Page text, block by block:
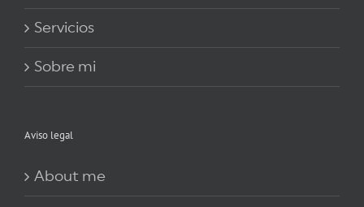
Servicios
Sobre mi
Aviso legal
About me